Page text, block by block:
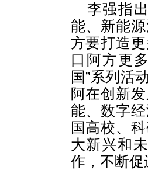
李强指
能、新能
方要打造
口阿方更
国”系列活
阿在创新
能、数字
国高校、
大新兴和
作，不断